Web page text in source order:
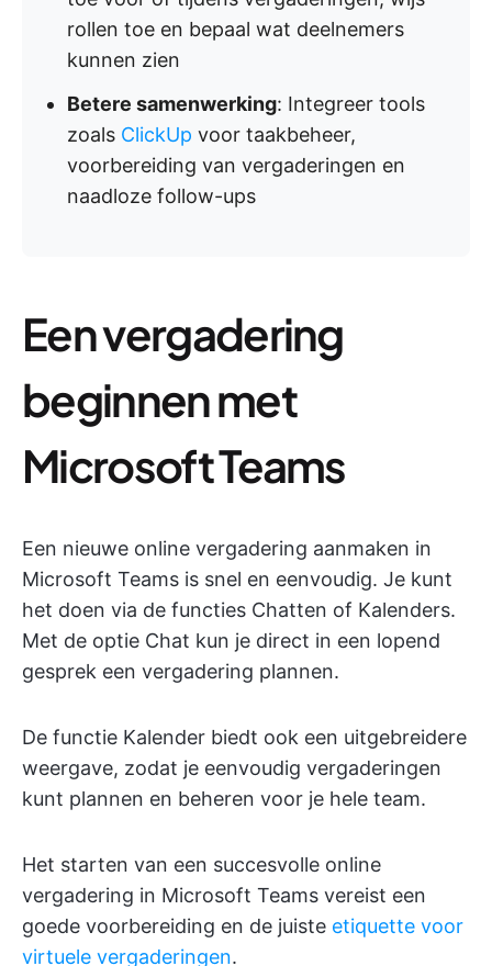
rollen toe en bepaal wat deelnemers
kunnen zien
Betere samenwerking: Integreer tools
zoals ClickUp voor taakbeheer,
voorbereiding van vergaderingen en
naadloze follow-ups
Een vergadering
beginnen met
Microsoft Teams
Een nieuwe online vergadering aanmaken in
Microsoft Teams is snel en eenvoudig. Je kunt
het doen via de functies Chatten of Kalenders.
Met de optie Chat kun je direct in een lopend
gesprek een vergadering plannen.
De functie Kalender biedt ook een uitgebreidere
weergave, zodat je eenvoudig vergaderingen
kunt plannen en beheren voor je hele team.
Het starten van een succesvolle online
vergadering in Microsoft Teams vereist een
goede voorbereiding en de juiste etiquette voor
virtuele vergaderingen.